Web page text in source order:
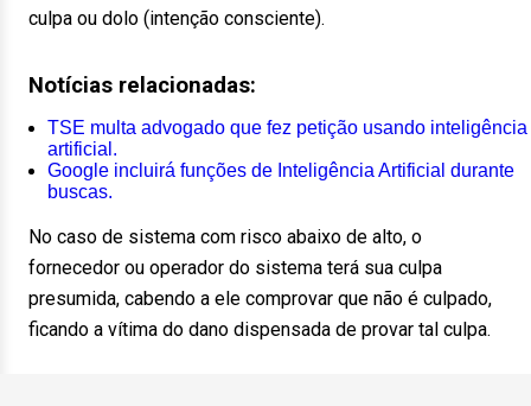
culpa ou dolo (intenção consciente).
Notícias relacionadas:
TSE multa advogado que fez petição usando inteligência
artificial.
Google incluirá funções de Inteligência Artificial durante
buscas.
No caso de sistema com risco abaixo de alto, o
fornecedor ou operador do sistema terá sua culpa
presumida, cabendo a ele comprovar que não é culpado,
ficando a vítima do dano dispensada de provar tal culpa.